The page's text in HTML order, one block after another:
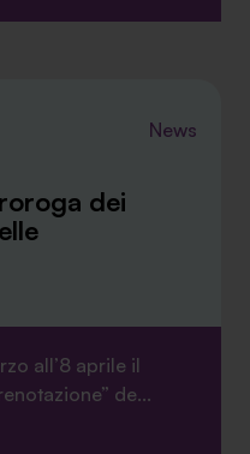
News
dei
all’8 aprile il
de...